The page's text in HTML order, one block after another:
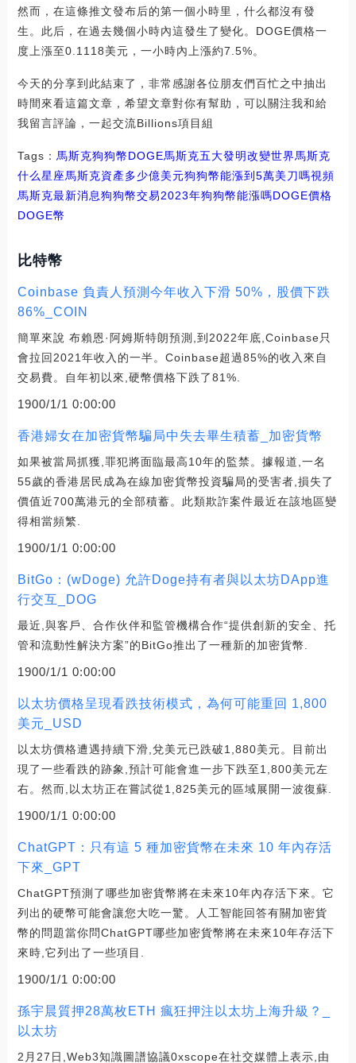
然而，在這條推文發布后的第一個小時里，什么都沒有發
生。此后，在過去幾個小時內這發生了變化。DOGE價格一
度上漲至0.1118美元，一小時內上漲約7.5%。
今天的分享到此結束了，非常感謝各位朋友們百忙之中抽出
時間來看這篇文章，希望文章對你有幫助，可以關注我和給
我留言評論，一起交流Billions項目組
Tags： 馬斯克狗狗幣DOGE馬斯克五大發明改變世界馬斯克
什么星座馬斯克資產多少億美元狗狗幣能漲到5萬美刀嗎視頻
馬斯克最新消息狗狗幣交易2023年狗狗幣能漲嗎DOGE價格
DOGE幣
比特幣
Coinbase 負責人預測今年收入下滑 50%，股價下跌
86%_COIN
簡單來說 布賴恩·阿姆斯特朗預測,到2022年底,Coinbase只
會拉回2021年收入的一半。Coinbase超過85%的收入來自
交易費。自年初以來,硬幣價格下跌了81%.
1900/1/1 0:00:00
香港婦女在加密貨幣騙局中失去畢生積蓄_加密貨幣
如果被當局抓獲,罪犯將面臨最高10年的監禁。據報道,一名
55歲的香港居民成為在線加密貨幣投資騙局的受害者,損失了
價值近700萬港元的全部積蓄。此類欺詐案件最近在該地區變
得相當頻繁.
1900/1/1 0:00:00
BitGo：(wDoge) 允許Doge持有者與以太坊DApp進
行交互_DOG
最近,與客戶、合作伙伴和監管機構合作“提供創新的安全、托
管和流動性解決方案”的BitGo推出了一種新的加密貨幣.
1900/1/1 0:00:00
以太坊價格呈現看跌技術模式，為何可能重回 1,800
美元_USD
以太坊價格遭遇持續下滑,兌美元已跌破1,880美元。目前出
現了一些看跌的跡象,預計可能會進一步下跌至1,800美元左
右。然而,以太坊正在嘗試從1,825美元的區域展開一波復蘇.
1900/1/1 0:00:00
ChatGPT：只有這 5 種加密貨幣在未來 10 年內存活
下來_GPT
ChatGPT預測了哪些加密貨幣將在未來10年內存活下來。它
列出的硬幣可能會讓您大吃一驚。人工智能回答有關加密貨
幣的問題當你問ChatGPT哪些加密貨幣將在未來10年存活下
來時,它列出了一些項目.
1900/1/1 0:00:00
孫宇晨質押28萬枚ETH 瘋狂押注以太坊上海升級？_
以太坊
2月27日,Web3知識圖譜協議0xscope在社交媒體上表示,由